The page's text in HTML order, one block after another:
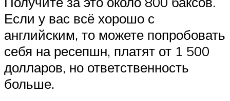
Если у вас всё хорошо с
английским, то можете попробовать
себя на ресепшн, платят от 1 500
долларов, но ответственность
больше.